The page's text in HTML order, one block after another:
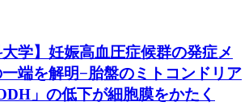
大学】妊娠高血圧症候群の発症メ
端を解明−胎盤のミトコンドリア
」の低下が細胞膜をかたく